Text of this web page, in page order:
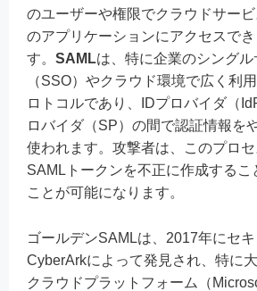
のユーザーや権限でクラウドサー
のアプリケーションにアクセスで
す。 SAMLは、特に企業のシング
（SSO）やクラウド環境で広く利
ロトコルであり、IDプロバイダ（
ロバイダ（SP）の間で認証情報を
使われます。攻撃者は、このプロ
SAMLトークンを不正に作成するこ
ことが可能になります。
ゴールデンSAMLは、2017年にセ
CyberArkによって発見され、特に
クラウドプラットフォーム（